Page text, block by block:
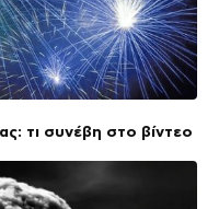
τι συνέβη στο βίντεο